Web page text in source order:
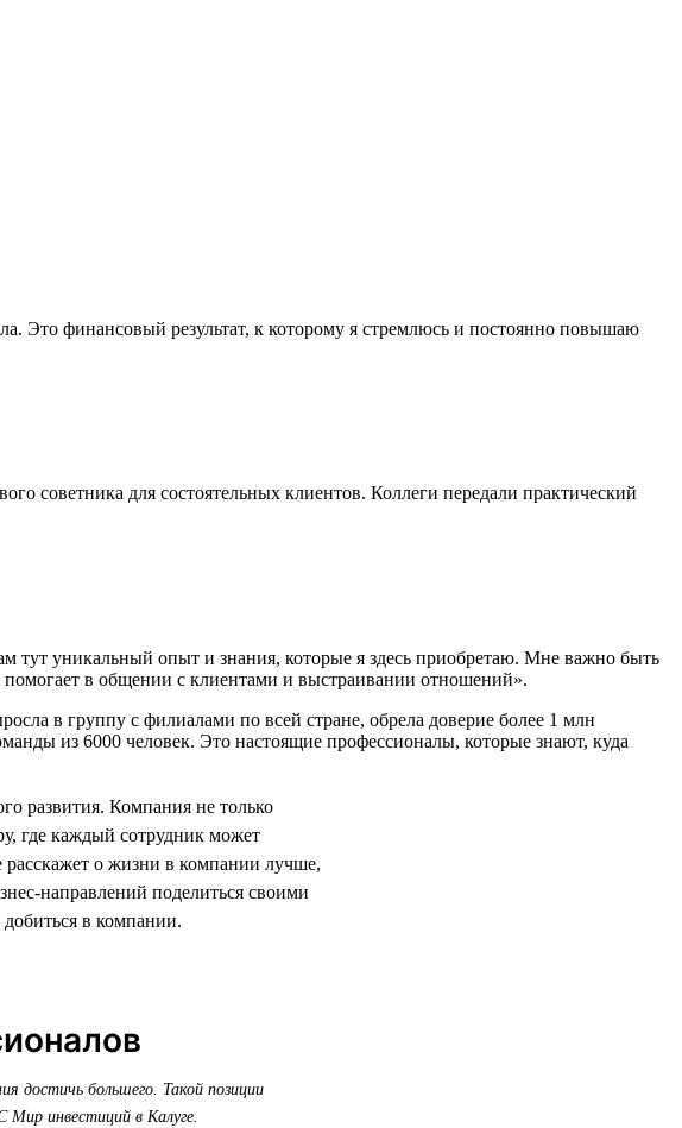
Это финансовый результат, к которому я стремлюсь и постоянно повышаю
советника для состоятельных клиентов. Коллеги передали практический
тут уникальный опыт и знания, которые я здесь приобретаю. Мне важно быть
в общении с клиентами и выстраивании отношений».
в группу с филиалами по всей стране, обрела доверие более 1 млн
из 6000 человек. Это настоящие профессионалы, которые знают, куда
развития. Компания не только
где каждый сотрудник может
расскажет о жизни в компании лучше,
направлений поделиться своими
в компании.
достичь большего. Такой позиции
инвестиций в Калуге.